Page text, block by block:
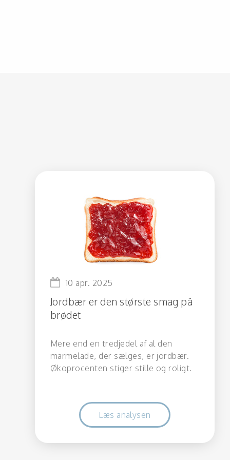
10 apr. 2025
Jordbær er den største smag på
brødet
Mere end en tredjedel af al den
marmelade, der sælges, er jordbær.
Økoprocenten stiger stille og roligt.
Læs analysen